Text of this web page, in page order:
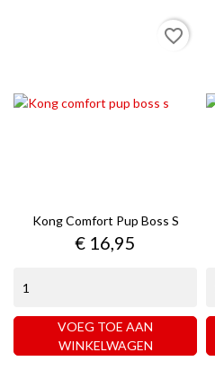
Kong Comfort Pup Boss S
Prijs
€ 16,95
VOEG TOE AAN
WINKELWAGEN
favorite_border